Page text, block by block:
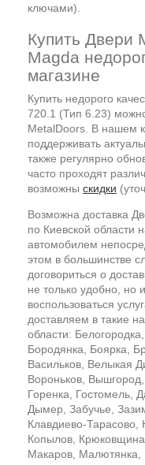
ключами).
Купить Двери
Magda
магазине
Купить недорого
720.1 (Тип 6.23)
MetalDoors. В нашем
поддерживать
также регулярно
часто проходят
возможны скидки
Возможна доставка
по Киевской области
автомобилем
этом в большинстве
договориться о
не только удобно, но
воспользоваться
доставляем в такие
области:
Бородянка, Боярка,
Васильков, Велыкая
Вороньков, Вышгород,
Горенка, Гостомель,
Дымер, Забучье,
Клавдиево-Тарасово,
Копылов,
Макаров,